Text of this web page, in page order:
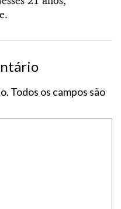
Todos os campos são